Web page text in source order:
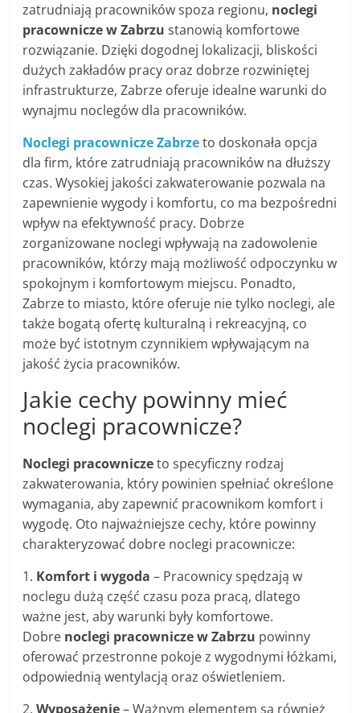
zatrudniają pracowników spoza regionu, noclegi
pracownicze w Zabrzu stanowią komfortowe
rozwiązanie. Dzięki dogodnej lokalizacji, bliskości
dużych zakładów pracy oraz dobrze rozwiniętej
infrastrukturze, Zabrze oferuje idealne warunki do
wynajmu noclegów dla pracowników.
Noclegi pracownicze Zabrzeto doskonała opcja
dla firm, które zatrudniają pracowników na dłuższy
czas. Wysokiej jakości zakwaterowanie pozwala na
zapewnienie wygody i komfortu, co ma bezpośredni
wpływ na efektywność pracy. Dobrze
zorganizowane noclegi wpływają na zadowolenie
pracowników, którzy mają możliwość odpoczynku w
spokojnym i komfortowym miejscu. Ponadto,
Zabrze to miasto, które oferuje nie tylko noclegi, ale
także bogatą ofertę kulturalną i rekreacyjną, co
może być istotnym czynnikiem wpływającym na
jakość życia pracowników.
Jakie cechy powinny mieć
noclegi pracownicze?
Noclegi pracowniczeto specyficzny rodzaj
zakwaterowania, który powinien spełniać określone
wymagania, aby zapewnić pracownikom komfort i
wygodę. Oto najważniejsze cechy, które powinny
charakteryzować dobre noclegi pracownicze:
1. Komfort i wygoda – Pracownicy spędzają w
noclegu dużą część czasu poza pracą, dlatego
ważne jest, aby warunki były komfortowe.
Dobre noclegi pracownicze w Zabrzu powinny
oferować przestronne pokoje z wygodnymi łóżkami,
odpowiednią wentylacją oraz oświetleniem.
2.Wyposażenie– Ważnym elementem są również